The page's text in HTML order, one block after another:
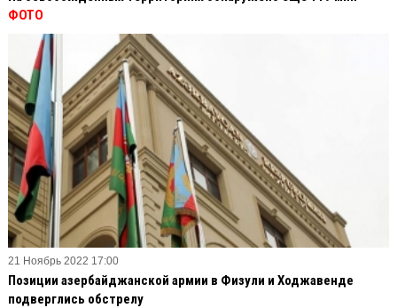
ФОТО
21 Ноябрь 2022 17:00
Позиции азербайджанской армии в Физули и Ходжавенде
подверглись обстрелу